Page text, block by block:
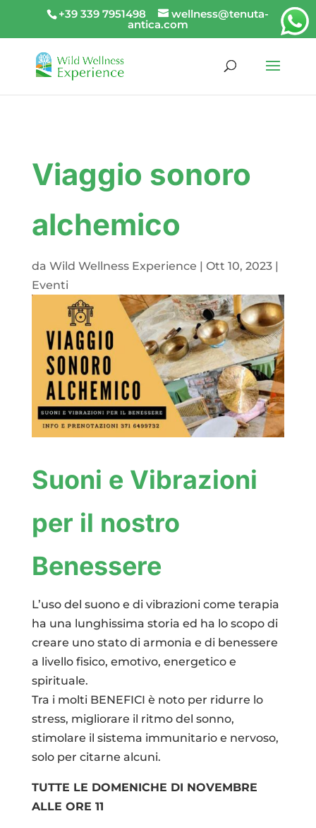
+39 339 7951498 wellness@tenuta-
antica.com
Viaggio sonoro
alchemico
da Wild Wellness Experience | Ott 10, 2023|
Eventi
Suoni e Vibrazioni
per il nostro
Benessere
L’uso del suono e di vibrazioni come terapia
ha una lunghissima storia ed ha lo scopo di
creare uno stato di armonia e di benessere
a livello fisico, emotivo, energetico e
spirituale.
Tra i molti BENEFICI è noto per ridurre lo
stress, migliorare il ritmo del sonno,
stimolare il sistema immunitario e nervoso,
solo per citarne alcuni.
TUTTE LE DOMENICHE DI NOVEMBRE
ALLE ORE 11